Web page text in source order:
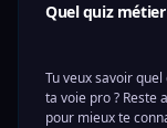
Quel quiz
Tu veux savoir
ta voie pro ? Reste
pour mieux te